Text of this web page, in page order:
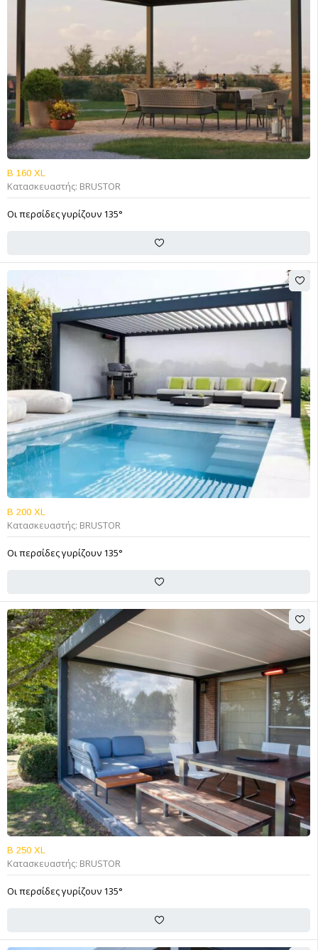
B 160 XL
Κατασκευαστής: BRUSTOR
Οι περσίδες γυρίζουν 135°
B 200 XL
Κατασκευαστής: BRUSTOR
Οι περσίδες γυρίζουν 135°
B 250 XL
Κατασκευαστής: BRUSTOR
Οι περσίδες γυρίζουν 135°